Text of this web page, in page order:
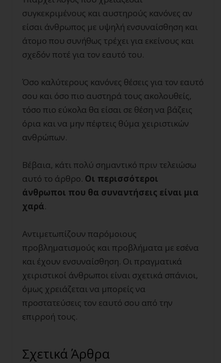
συγκεκριμένους και αυστηρούς κανόνες αν
είσαι άνθρωπος με υψηλή ενσυναίσθηση και
άτομο που συνήθως τρέχει για εκείνους και
σχεδόν ποτέ για τον εαυτό του.
Όσο καλύτερους κανόνες θέσεις για τον εαυτό
σου και όσο πιο αυστηρά τους ακολουθείς,
τόσο πιο εύκολα θα είσαι σε θέση να βάζεις
όρια και να μην πέφτεις θύμα χειριστικών
ανθρώπων.
Βέβαια, κάτι πολύ σημαντικό πριν τελειώσω
αυτό το άρθρο. Οι περισσότεροι
άνθρωποι που θα συναντήσεις είναι μια
χαρά.
Αντιμετωπίζουν παρόμοιους
προβληματισμούς και προβλήματα με εσένα
και έχουν ενσυναίσθηση. Οι πραγματικά
χειριστικοί άνθρωποι είναι σχετικά σπάνιοι,
όμως χρειάζεται να μπορείς να
προστατεύσεις τον εαυτό σου από την
επιρροή τους.
Σχετικά Άρθρα